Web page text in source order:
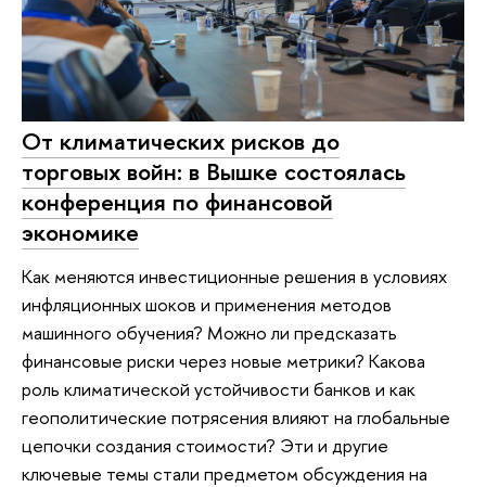
От климатических рисков до
торговых войн: в Вышке состоялась
конференция по финансовой
экономике
Как меняются инвестиционные решения в условиях
инфляционных шоков и применения методов
машинного обучения? Можно ли предсказать
финансовые риски через новые метрики? Какова
роль климатической устойчивости банков и как
геополитические потрясения влияют на глобальные
цепочки создания стоимости? Эти и другие
ключевые темы стали предметом обсуждения на